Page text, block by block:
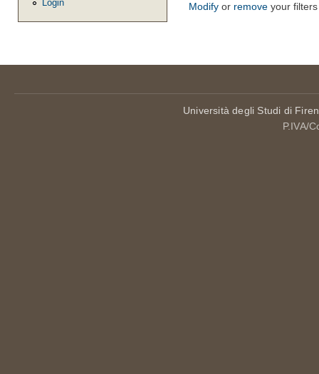
Login Modify or remove your
Università degli Studi di
P.IVA/